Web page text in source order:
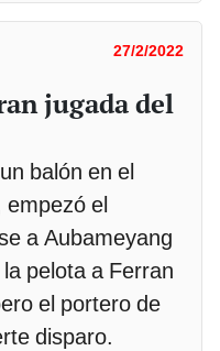
27/2/2022
jugada del
balón en el
empezó el
a Aubameyang
pelota a Ferran
el portero de
disparo.